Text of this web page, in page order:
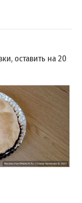
оставить на 20